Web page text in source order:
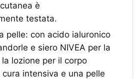
è
testata.
pelle: con acido ialuronico
e siero NIVEA per la
lozione per il corpo
intensiva e una pelle